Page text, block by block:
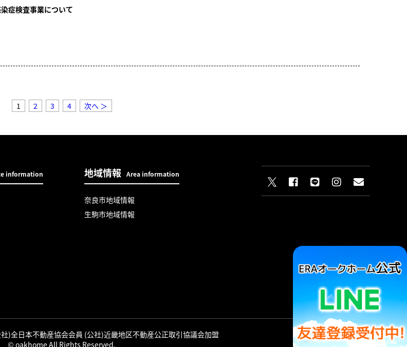
症検査事業について
1 2 3 4 次へ ＞
information 地域情報 Area information
奈良市地域情報
生駒市地域情報
)全日本不動産協会会員 (公社)近畿地区不動産公正取引協議会加盟
© oakhome All Rights Reserved.